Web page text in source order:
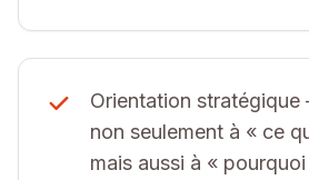
Orientation stratégique
non seulement à « ce
mais aussi à «